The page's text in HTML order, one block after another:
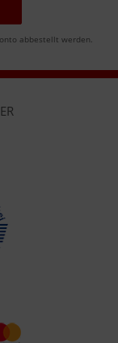
abbestellt werden.